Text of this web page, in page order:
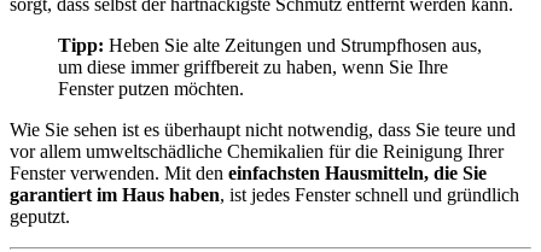
sorgt, dass selbst der hartnäckigste Schmutz entfernt werden kann.
Tipp: Heben Sie alte Zeitungen und Strumpfhosen aus,
um diese immer griffbereit zu haben, wenn Sie Ihre
Fenster putzen möchten.
Wie Sie sehen ist es überhaupt nicht notwendig, dass Sie teure und
vor allem umweltschädliche Chemikalien für die Reinigung Ihrer
Fenster verwenden. Mit den einfachsten Hausmitteln, die Sie
garantiert im Haus haben, ist jedes Fenster schnell und gründlich
geputzt.